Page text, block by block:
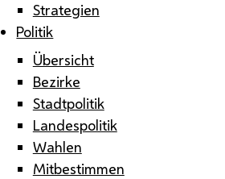
Strategien
Politik
Übersicht
Bezirke
Stadtpolitik
Landespolitik
Wahlen
Mitbestimmen